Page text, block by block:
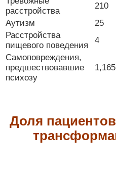
расстройства
210
Аутизм
25
Расстройства
пищевого поведения
4
Самоповреждения,
предшествовавшие
психозу
1,165
Доля